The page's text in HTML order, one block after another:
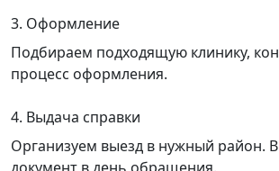
3. Оформление
Подбираем подходящую клинику,
процесс оформления.
4. Выдача справки
Организуем выезд в нужный район.